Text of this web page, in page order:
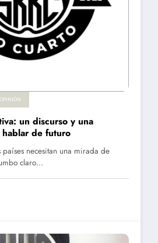
OPINIÓN
un discurso y una
de futuro
países necesitan una mirada de
claro…